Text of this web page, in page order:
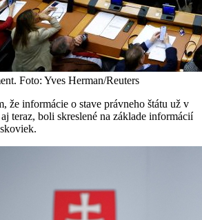
Foto: Yves Herman/Reuters
že informácie o stave právneho štátu už v
teraz, boli skreslené na základe informácií